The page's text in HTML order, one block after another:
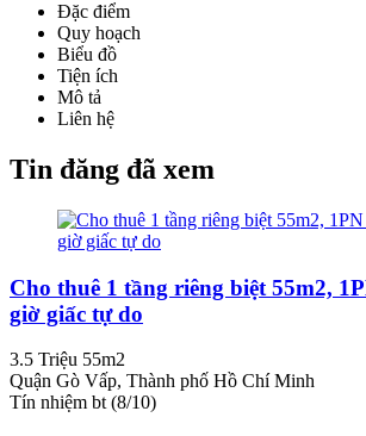
Đặc điểm
Quy hoạch
Biểu đồ
Tiện ích
Mô tả
Liên hệ
Tin đăng đã xem
Cho thuê 1 tầng riêng biệt 55m2,
giờ giấc tự do
3.5 Triệu 55m2
Quận Gò Vấp, Thành phố Hồ Chí Minh
Tín nhiệm bt (8/10)